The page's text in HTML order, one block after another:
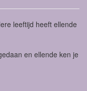
leeftijd heeft ellende
en ellende ken je